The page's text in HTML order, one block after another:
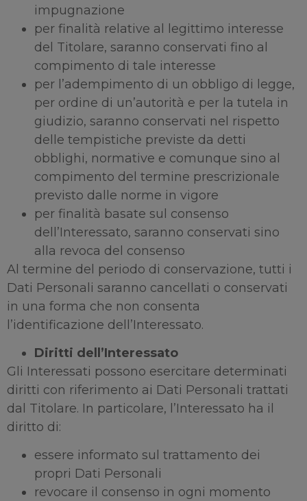
impugnazione
per finalità relative al legittimo interesse
del Titolare, saranno conservati fino al
compimento di tale interesse
per l’adempimento di un obbligo di legge,
per ordine di un’autorità e per la tutela in
giudizio, saranno conservati nel rispetto
delle tempistiche previste da detti
obblighi, normative e comunque sino al
compimento del termine prescrizionale
previsto dalle norme in vigore
per finalità basate sul consenso
dell’Interessato, saranno conservati sino
alla revoca del consenso
Al termine del periodo di conservazione, tutti i
Dati Personali saranno cancellati o conservati
in una forma che non consenta
l’identificazione dell’Interessato.
Diritti dell’Interessato
Gli Interessati possono esercitare determinati
diritti con riferimento ai Dati Personali trattati
dal Titolare. In particolare, l’Interessato ha il
diritto di:
essere informato sul trattamento dei
propri Dati Personali
revocare il consenso in ogni momento